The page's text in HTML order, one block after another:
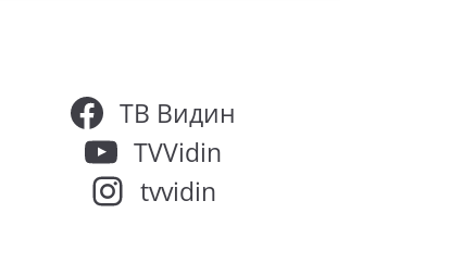
ТВ Видин
TVVidin
tvvidin